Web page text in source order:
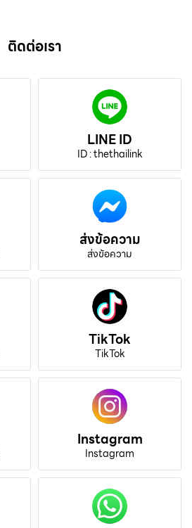
ติดต่อเรา
LINE ID
ID : thethailink
ส่งข้อความ
ส่งข้อความ
TikTok
TikTok
Instagram
Instagram